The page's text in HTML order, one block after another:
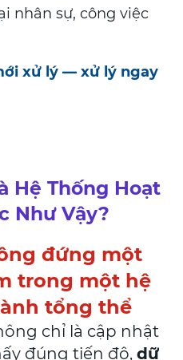
nhân sự, công việc
xử lý — xử lý ngay
Hệ Thống Hoạt
Như Vậy?
đứng một
trong một hệ
tổng thể
chỉ là cập nhật
đúng tiến độ, dữ